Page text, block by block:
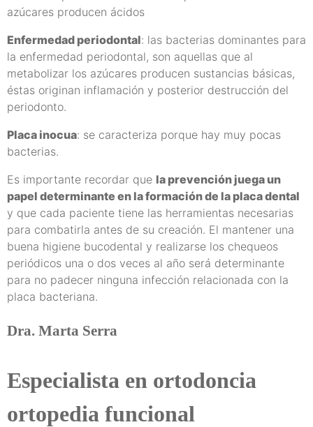
azúcares producen ácidos
Enfermedad periodontal: las bacterias dominantes para
la enfermedad periodontal, son aquellas que al
metabolizar los azúcares producen sustancias básicas,
éstas originan inflamación y posterior destrucción del
periodonto.
Placa inocua: se caracteriza porque hay muy pocas
bacterias.
Es importante recordar que la prevención juega un
papel determinante en la formación de la placa dental
y que cada paciente tiene las herramientas necesarias
para combatirla antes de su creación. El mantener una
buena higiene bucodental y realizarse los chequeos
periódicos una o dos veces al año será determinante
para no padecer ninguna infección relacionada con la
placa bacteriana.
Dra. Marta Serra
Especialista en ortodoncia
ortopedia funcional